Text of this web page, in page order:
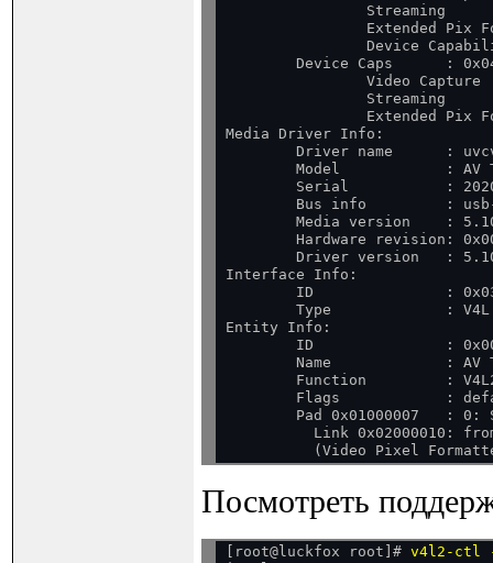
                Streaming
Extended Pix
Device
Device Caps      :
                Video Capture
                Streaming
Extended Pix
Media Driver Info:
Driver name      :
Model            : AV
Serial           :
Bus info         :
Media version    :
Hardware revision:
Driver version   :
Interface Info:
ID               :
Type             :
Entity Info:
ID               :
Name             : AV
Function         :
Flags            :
Pad 0x01000007   : 0:
Link 0x02000010:
Посмотреть
[root@luckfox root]# v4l2-ctl